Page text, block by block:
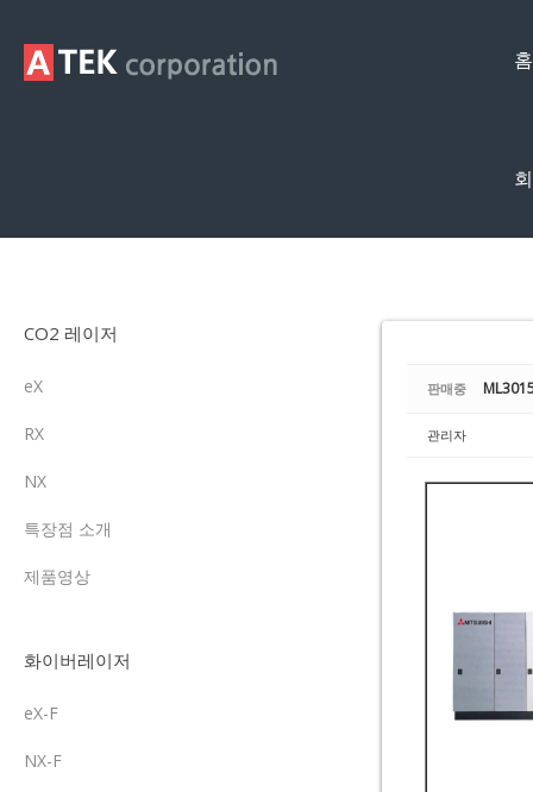
홈
CO2 레이저
eX
RX
NX
특장점 소개
제품영상
화이버레이저
eX-F
NX-F
판매중
관리자